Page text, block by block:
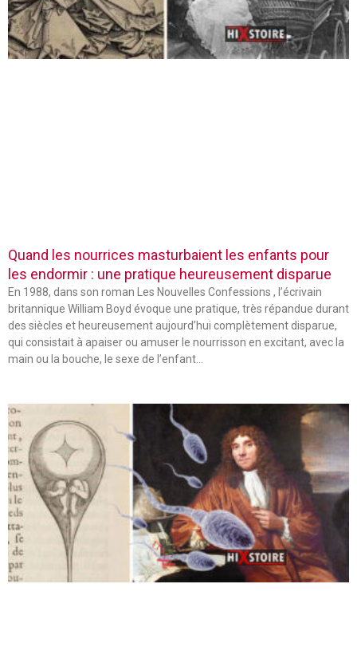
Quand les nourrices masturbaient les enfants pour
les endormir : une pratique heureusement disparue
En 1988, dans son roman Les Nouvelles Confessions , l’écrivain
britannique William Boyd évoque une pratique, très répandue durant
des siècles et heureusement aujourd’hui complètement disparue,
qui consistait à apaiser ou amuser le nourrisson en excitant, avec la
main ou la bouche, le sexe de l’enfant…